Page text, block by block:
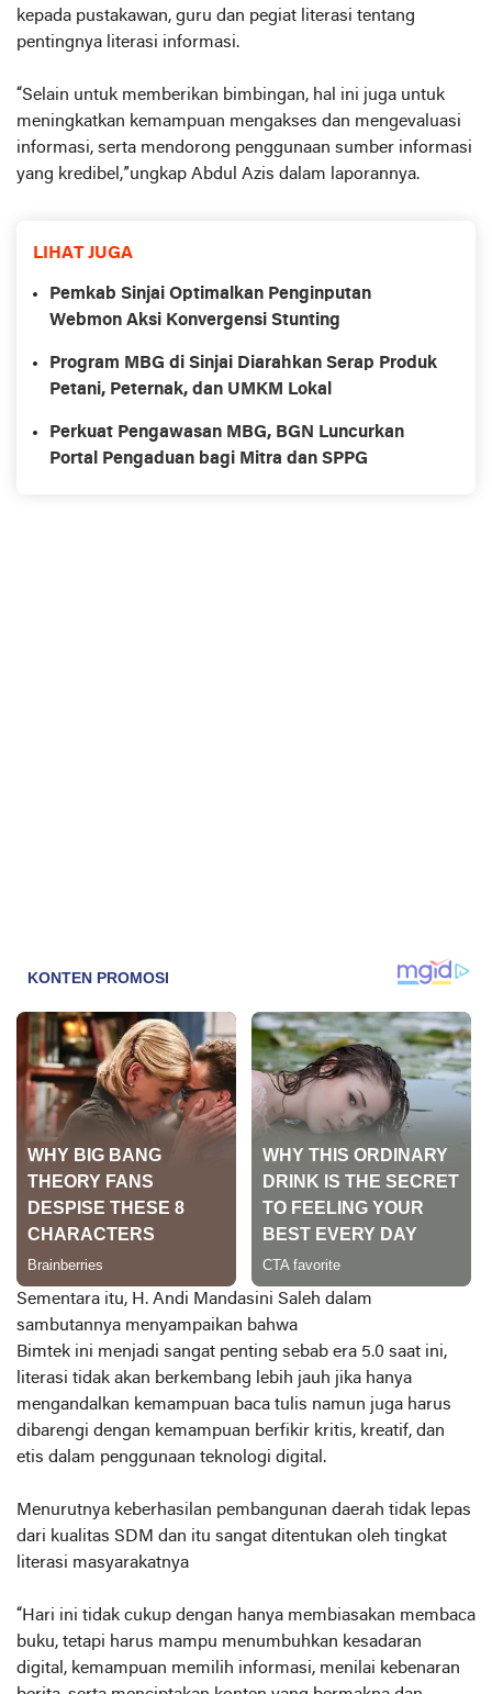
kepada pustakawan, guru dan pegiat literasi tentang
pentingnya literasi informasi.
“Selain untuk memberikan bimbingan, hal ini juga untuk
meningkatkan kemampuan mengakses dan mengevaluasi
informasi, serta mendorong penggunaan sumber informasi
yang kredibel,”ungkap Abdul Azis dalam laporannya.
LIHAT JUGA
Pemkab Sinjai Optimalkan Penginputan
Webmon Aksi Konvergensi Stunting
Program MBG di Sinjai Diarahkan Serap Produk
Petani, Peternak, dan UMKM Lokal
Perkuat Pengawasan MBG, BGN Luncurkan
Portal Pengaduan bagi Mitra dan SPPG
Sementara itu, H. Andi Mandasini Saleh dalam
sambutannya menyampaikan bahwa
Bimtek ini menjadi sangat penting sebab era 5.0 saat ini,
literasi tidak akan berkembang lebih jauh jika hanya
mengandalkan kemampuan baca tulis namun juga harus
dibarengi dengan kemampuan berfikir kritis, kreatif, dan
etis dalam penggunaan teknologi digital.
Menurutnya keberhasilan pembangunan daerah tidak lepas
dari kualitas SDM dan itu sangat ditentukan oleh tingkat
literasi masyarakatnya
“Hari ini tidak cukup dengan hanya membiasakan membaca
buku, tetapi harus mampu menumbuhkan kesadaran
digital, kemampuan memilih informasi, menilai kebenaran